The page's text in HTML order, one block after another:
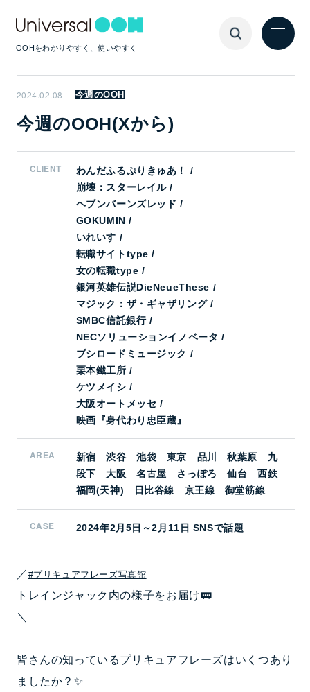
OOHをわかりやすく、使いやすく
2024.02.08 今週のOOH
今週のOOH(Xから)
CLIENT
わんだふるぷりきゅあ！ /
崩壊：スターレイル /
ヘブンバーンズレッド /
GOKUMIN /
いれいす /
転職サイトtype /
女の転職type /
銀河英雄伝説DieNeueThese /
マジック：ザ・ギャザリング /
SMBC信託銀行 /
NECソリューションイノベータ /
ブシロードミュージック /
栗本鐵工所 /
ケツメイシ /
大阪オートメッセ /
映画『身代わり忠臣蔵』
AREA
新宿 渋谷 池袋 東京 品川 秋葉原 九
段下 大阪 名古屋 さっぽろ 仙台 西鉄
福岡(天神) 日比谷線 京王線 御堂筋線
CASE 2024年2月5日～2月11日 SNSで話題
／ #プリキュアフレーズ写真館
トレインジャック内の様子をお届け🚃
＼
皆さんの知っているプリキュアフレーズはいくつあり
ましたか？✨